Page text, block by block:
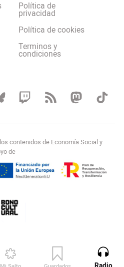
Política de
privacidad
Política de cookies
Terminos y
condiciones
contenidos de Economía Social y
de